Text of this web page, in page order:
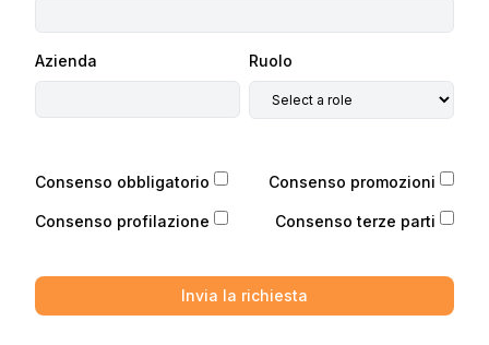
Azienda Ruolo
Consenso obbligatorio Consenso promozioni
Consenso profilazione Consenso terze parti
Invia la richiesta